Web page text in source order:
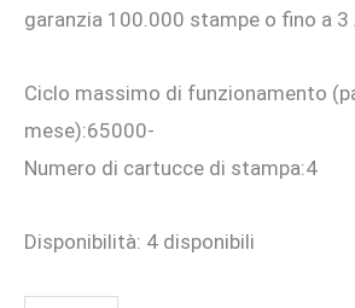
garanzia 100.000 stampe o fino a 3
Ciclo massimo di funzionamento
mese):65000-
Numero di cartucce di stampa:4
Disponibilità: 4 disponibili